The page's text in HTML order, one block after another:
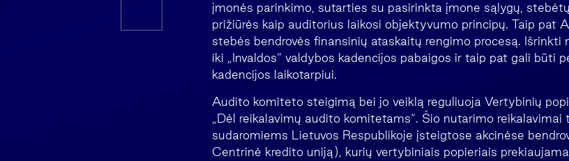
įmonės parinkimo, sutarties su pasirinkta įmone sąlygų,
prižiūrės kaip auditorius laikosi objektyvumo principų. Taip pat
stebės bendrovės finansinių ataskaitų rengimo procesą.
iki „Invaldos“ valdybos kadencijos pabaigos ir taip pat gali būti
kadencijos laikotarpiui.
Audito komiteto steigimą bei jo veiklą reguliuoja Vertybinių
„Dėl reikalavimų audito komitetams“. Šio nutarimo
sudaromiems Lietuvos Respublikoje įsteigtose akcinėse
Centrinė kredito uniją), kurių vertybiniais popieriais